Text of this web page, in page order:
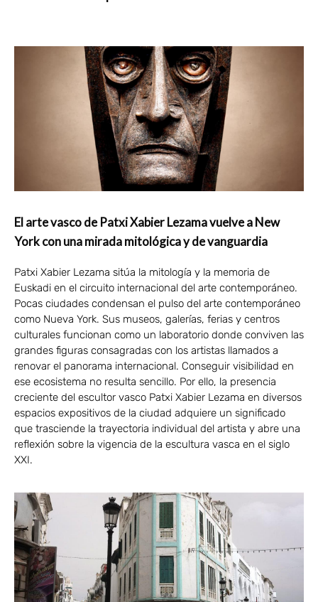
El arte vasco de Patxi Xabier Lezama vuelve a New
York con una mirada mitológica y de vanguardia
Patxi Xabier Lezama sitúa la mitología y la memoria de
Euskadi en el circuito internacional del arte contemporáneo.
Pocas ciudades condensan el pulso del arte contemporáneo
como Nueva York. Sus museos, galerías, ferias y centros
culturales funcionan como un laboratorio donde conviven las
grandes figuras consagradas con los artistas llamados a
renovar el panorama internacional. Conseguir visibilidad en
ese ecosistema no resulta sencillo. Por ello, la presencia
creciente del escultor vasco Patxi Xabier Lezama en diversos
espacios expositivos de la ciudad adquiere un significado
que trasciende la trayectoria individual del artista y abre una
reflexión sobre la vigencia de la escultura vasca en el siglo
XXI.